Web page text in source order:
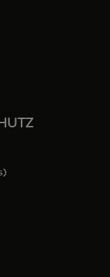
geöffnet
geöffnet
geöffnet